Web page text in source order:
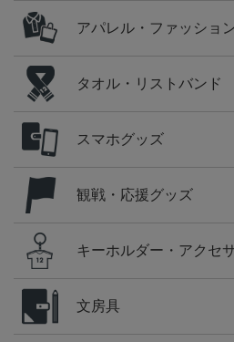
アパレル・ファッショ
タオル・リストバンド
スマホグッズ
観戦・応援グッズ
キーホルダー・アクセ
文房具